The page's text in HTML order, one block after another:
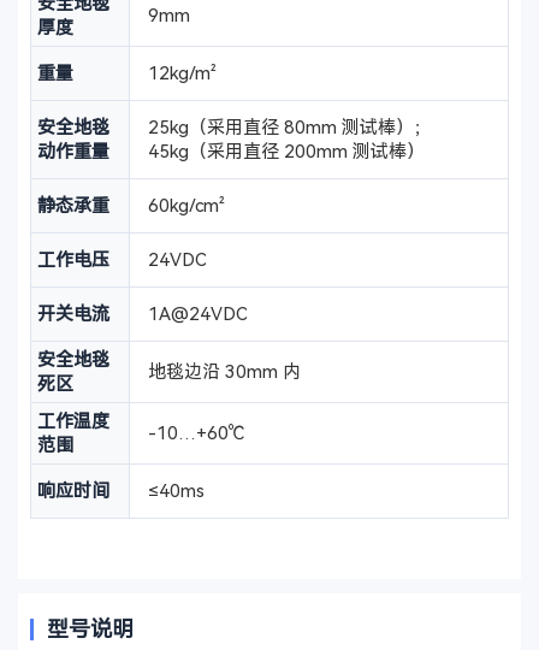
厚度
9mm
重量 12kg/m²
安全地毯
动作重量
25kg（采用直径 80mm 测试棒）；
45kg（采用直径 200mm 测试棒）
静态承重 60kg/cm²
工作电压 24VDC
开关电流 1A@24VDC
安全地毯
死区
地毯边沿 30mm 内
工作温度
范围
-10…+60℃
响应时间 ≤40ms
型号说明